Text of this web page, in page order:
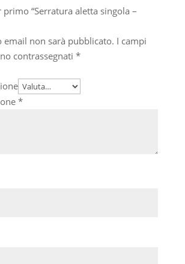
primo “Serratura aletta singola –
email non sarà pubblicato. I campi
contrassegnati *
*